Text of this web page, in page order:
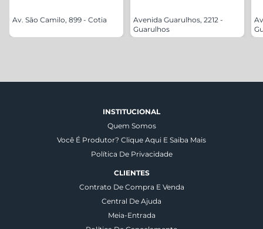
Av. São Camilo, 899 - Cotia
Avenida Guarulhos, 2212 -
Guarulhos
INSTITUCIONAL
Quem Somos
Você É Produtor? Clique Aqui E Saiba Mais
Política De Privacidade
CLIENTES
Contrato De Compra E Venda
Central De Ajuda
Meia-Entrada